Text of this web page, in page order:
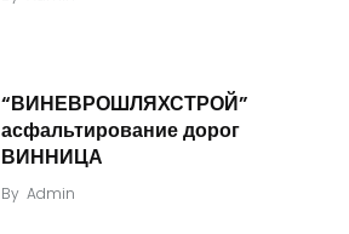
“ВИНЕВРОШЛЯХСТРОЙ”
асфальтирование дорог
ВИННИЦА
By Admin